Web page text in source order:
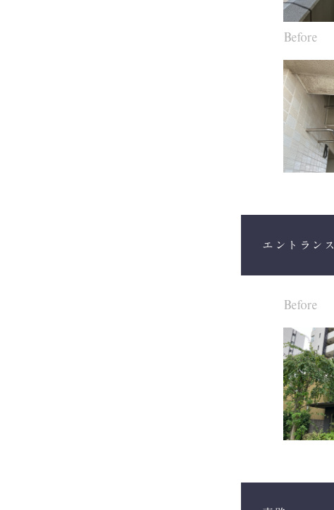
Before
エントランス
Before